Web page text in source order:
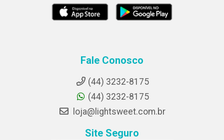
Fale Conosco
(44) 3232-8175
(44) 3232-8175
loja@lightsweet.com.br
Site Seguro